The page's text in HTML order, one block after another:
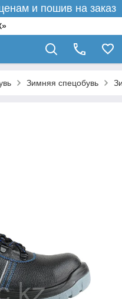
и пошив на заказ
Зимняя спецобувь